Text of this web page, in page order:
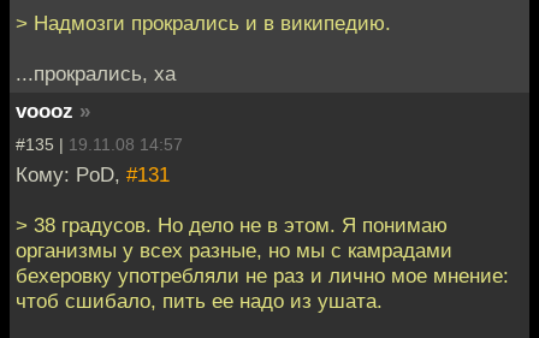
> Надмозги прокрались и в википедию.
...прокрались, ха
voooz »
#135 | 19.11.08 14:57
Кому: PoD, #131
> 38 градусов. Но дело не в этом. Я понимаю
организмы у всех разные, но мы с камрадами
бехеровку употребляли не раз и лично мое мнение:
чтоб сшибало, пить ее надо из ушата.